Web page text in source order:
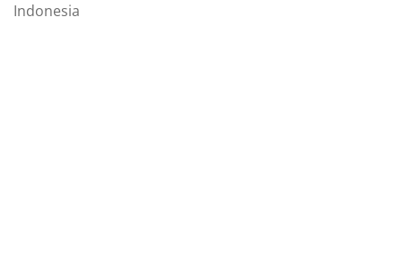
Indonesia